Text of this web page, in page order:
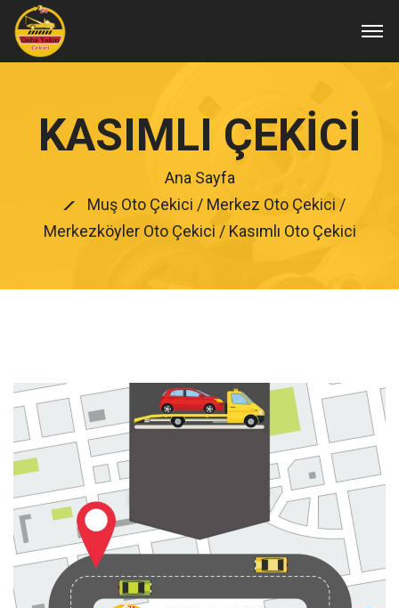
KASIMLI ÇEKICI
Ana Sayfa
Muş Oto Çekici / Merkez Oto Çekici /
Merkezköyler Oto Çekici / Kasımlı Oto Çekici